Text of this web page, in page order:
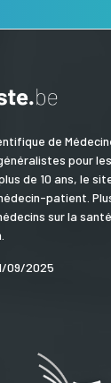
de
pour
de 10 ans, le
patient.
sur la
09/2025